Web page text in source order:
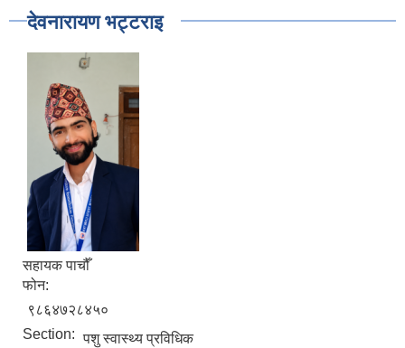
देवनारायण भट्टराइ
सहायक पाचौँ
फोन:
९८६४७२८४५०
Section: पशु स्वास्थ्य प्रविधिक